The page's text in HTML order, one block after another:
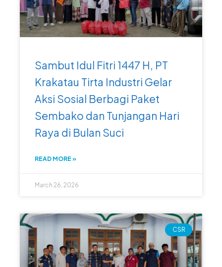
Sambut Idul Fitri 1447 H, PT
Krakatau Tirta Industri Gelar
Aksi Sosial Berbagi Paket
Sembako dan Tunjangan Hari
Raya di Bulan Suci
READ MORE »
March 26, 2026
CSR